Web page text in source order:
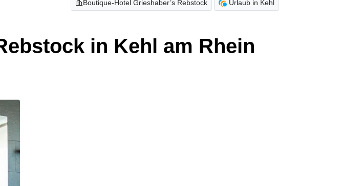
Boutique-Hotel Grieshaber’s Rebstock Urlaub in Kehl
in Kehl am Rhein